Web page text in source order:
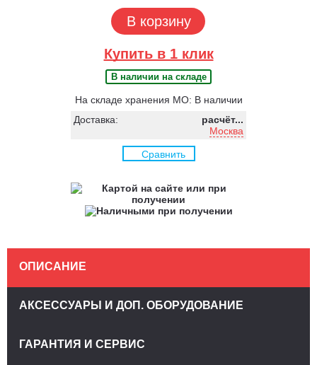
В корзину
Купить в 1 клик
В наличии на складе
На складе хранения МО: В наличии
Доставка:
расчёт...
Москва
Сравнить
ОПИСАНИЕ
АКСЕССУАРЫ И ДОП. ОБОРУДОВАНИЕ
ГАРАНТИЯ И СЕРВИС